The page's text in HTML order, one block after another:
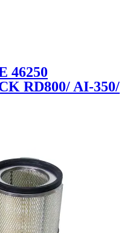
46250
RD800/ AI-350/